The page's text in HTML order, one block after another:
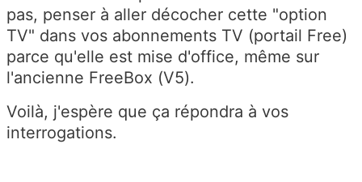
pas, penser à aller décocher cette "option
TV" dans vos abonnements TV (portail Free)
parce qu'elle est mise d'office, même sur
l'ancienne FreeBox (V5).
Voilà, j'espère que ça répondra à vos
interrogations.